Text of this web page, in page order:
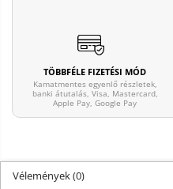
TÖBBFÉLE FIZETÉSI MÓD
Kamatmentes egyenlő részletek,
banki átutalás, Visa, Mastercard,
Apple Pay, Google Pay
Vélemények(0)